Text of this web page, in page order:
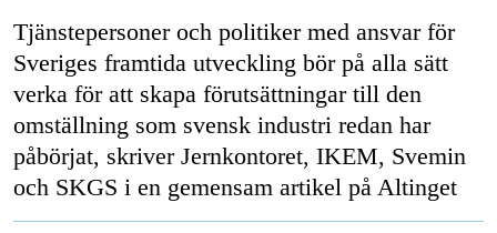
Tjänstepersoner och politiker med ansvar för
Sveriges framtida utveckling bör på alla sätt
verka för att skapa förutsättningar till den
omställning som svensk industri redan har
påbörjat, skriver Jernkontoret, IKEM, Svemin
och SKGS i en gemensam artikel på Altinget